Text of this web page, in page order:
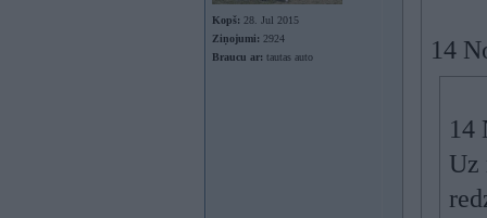
Kopš: 28. Jul 2015
Ziņojumi: 2924
Braucu ar: tautas auto 14
14
Uz